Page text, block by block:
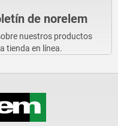
de norelem
nuestros productos
tienda en línea.